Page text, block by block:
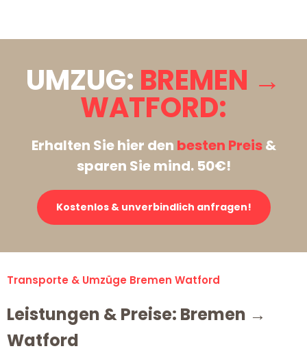
UMZUG: BREMEN →
WATFORD:
Erhalten Sie hier den besten Preis&
sparen Sie mind. 50€!
Kostenlos & unverbindlich anfragen!
Transporte & Umzüge Bremen Watford
Leistungen & Preise: Bremen →
Watford